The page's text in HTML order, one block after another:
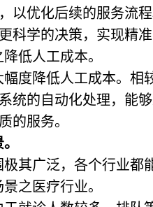
以优化后续的服务流
科学的决策，实现精准
降低人工成本。
度降低人工成本。相
统的自动化处理，能
的服务。
其广泛，各个行业都
之医疗行业。